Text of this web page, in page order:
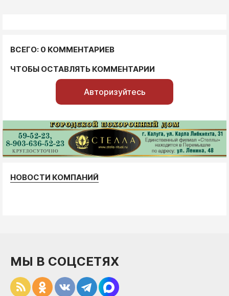
ВСЕГО: 0 КОММЕНТАРИЕВ
ЧТОБЫ ОСТАВЛЯТЬ КОММЕНТАРИИ
Авторизуйтесь
НОВОСТИ КОМПАНИЙ
МЫ В СОЦСЕТЯХ